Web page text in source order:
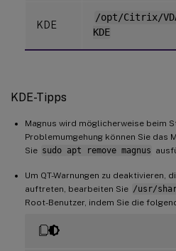
KDE
/opt/Citrix/
KDE
KDE-Tipps
Magnus wird möglicherweise beim
Problemumgehung können Sie das
Sie sudo apt remove magnus
Um QT-Warnungen zu deaktivieren,
auftreten, bearbeiten Sie /usr/
Root-Benutzer, indem Sie die